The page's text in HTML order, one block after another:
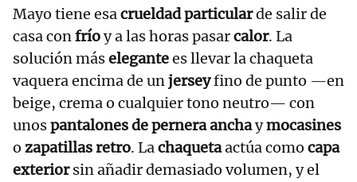
Mayo tiene esacrueldad particularde salir de
casa confríoy a las horas pasarcalor. La
solución máselegantees llevar la chaqueta
vaquera encima de unjerseyfino de punto —en
beige, crema o cualquier tono neutro— con
unospantalones de pernera anchaymocasines
o zapatillas retro. Lachaquetaactúa como capa
exteriorsin añadir demasiado volumen, y el